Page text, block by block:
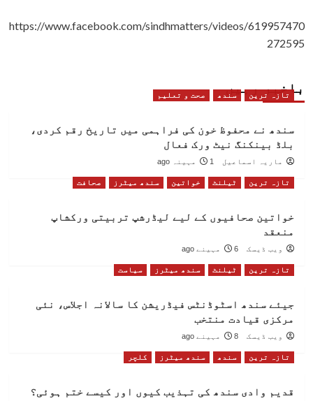
https://www.facebook.com/sindhmatters/videos/619957470
272595
باخبر رہیں
تازہ ترین سندھ صحت و تعلیم
سندھ نے محفوظ خون کی فراہمی میں تاریخ رقم کردی،
بلڈ بینکنگ نیٹ ورک فعال
ماریہ اسماعیل 1 مہینہ ago
تازہ ترین ٹیلنٹ خواتین سندھ میٹرز صحافت
خواتین صحافیوں کے لیے لیڈرشپ تربیتی ورکشاپ
منعقد
ویب ڈیسک 6 مہینے ago
تازہ ترین ٹیلنٹ سندھ میٹرز سیاست
جیئے سندھ اسٹوڈنٹس فیڈریشن کا سالانہ اجلاس، نئی
مرکزی قیادت منتخب
ویب ڈیسک 8 مہینے ago
تازہ ترین سندھ سندھ میٹرز کلچر
قدیم وادی سندھ کی تہذیب کیوں اور کیسے ختم ہوئی؟